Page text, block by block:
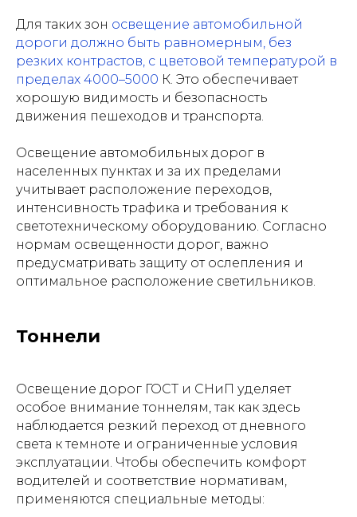
Для таких зон освещение автомобильной
дороги должно быть равномерным, без
резких контрастов, с цветовой температурой в
пределах 4000–5000 К. Это обеспечивает
хорошую видимость и безопасность
движения пешеходов и транспорта.
Освещение автомобильных дорог в
населенных пунктах и за их пределами
учитывает расположение переходов,
интенсивность трафика и требования к
светотехническому оборудованию. Согласно
нормам освещенности дорог, важно
предусматривать защиту от ослепления и
оптимальное расположение светильников.
Тоннели
Освещение дорог ГОСТ и СНиП уделяет
особое внимание тоннелям, так как здесь
наблюдается резкий переход от дневного
света к темноте и ограниченные условия
эксплуатации. Чтобы обеспечить комфорт
водителей и соответствие нормативам,
применяются специальные методы: